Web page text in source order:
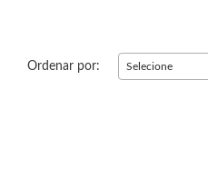
Ordenar por: Selecione